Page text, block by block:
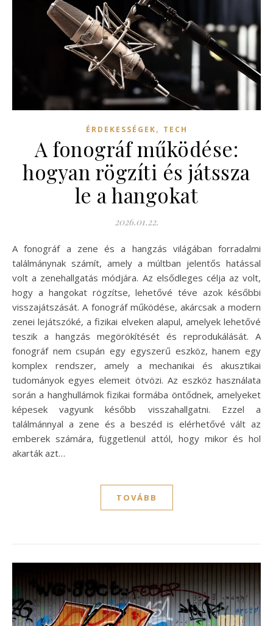
ÉRDEKESSÉGEK, TECH
A fonográf működése:
hogyan rögzíti és játssza
le a hangokat
2026.01.22.
A fonográf a zene és a hangzás világában forradalmi
találmánynak számít, amely a múltban jelentős hatással
volt a zenehallgatás módjára. Az elsődleges célja az volt,
hogy a hangokat rögzítse, lehetővé téve azok későbbi
visszajátszását. A fonográf működése, akárcsak a modern
zenei lejátszóké, a fizikai elveken alapul, amelyek lehetővé
teszik a hangzás megörökítését és reprodukálását. A
fonográf nem csupán egy egyszerű eszköz, hanem egy
komplex rendszer, amely a mechanikai és akusztikai
tudományok egyes elemeit ötvözi. Az eszköz használata
során a hanghullámok fizikai formába öntődnek, amelyeket
képesek vagyunk később visszahallgatni. Ezzel a
találmánnyal a zene és a beszéd is elérhetővé vált az
emberek számára, függetlenül attól, hogy mikor és hol
akarták azt…
TOVÁBB